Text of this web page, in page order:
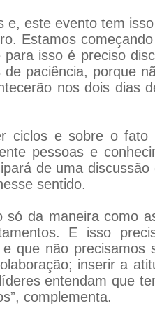
e, este evento tem
Estamos
isso é preciso
paciência, porque
nos dois dias
ciclos e sobre o
pessoas e
de uma
sentido.
só da maneira como
E isso
que não precisamos
inserir a
entendam que
complementa.